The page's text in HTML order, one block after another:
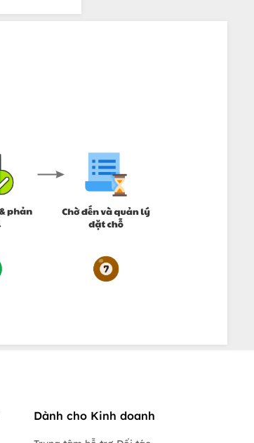
Dành cho Kinh doanh